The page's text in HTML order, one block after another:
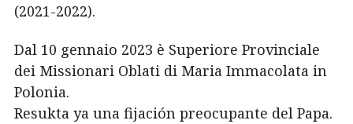
(2021-2022).
Dal 10 gennaio 2023 è Superiore Provinciale
dei Missionari Oblati di Maria Immacolata in
Polonia.
Resukta ya una fijación preocupante del Papa.